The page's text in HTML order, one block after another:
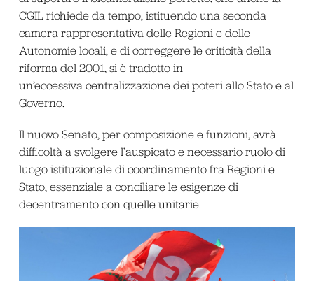
CGIL richiede da tempo, istituendo una seconda
camera rappresentativa delle Regioni e delle
Autonomie locali, e di correggere le criticità della
riforma del 2001, si è tradotto in
un’eccessiva centralizzazione dei poteri allo Stato e al
Governo.
Il nuovo Senato, per composizione e funzioni, avrà
difficoltà a svolgere l’auspicato e necessario ruolo di
luogo istituzionale di coordinamento fra Regioni e
Stato, essenziale a conciliare le esigenze di
decentramento con quelle unitarie.